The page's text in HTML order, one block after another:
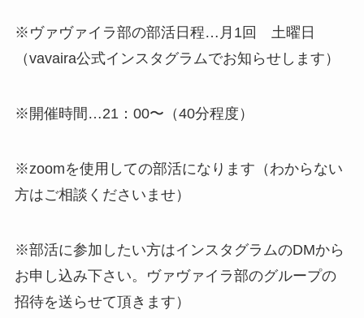
※ヴァヴァイラ部の部活日程…月1回 土曜日
（vavaira公式インスタグラムでお知らせします）
※開催時間…21：00〜（40分程度）
※zoomを使用しての部活になります（わからない
方はご相談くださいませ）
※部活に参加したい方はインスタグラムのDMから
お申し込み下さい。ヴァヴァイラ部のグループの
招待を送らせて頂きます）